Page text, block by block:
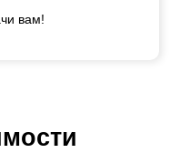
вам!